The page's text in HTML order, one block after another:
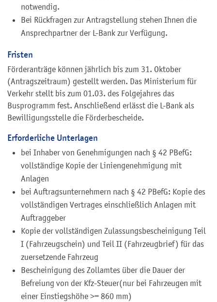
notwendig.
Bei Rückfragen zur Antragstellung stehen Ihnen die
Ansprechpartner der L-Bank zur Verfügung.
Fristen
Förderanträge können jährlich bis zum 31. Oktober
(Antragszeitraum) gestellt werden. Das Ministerium für
Verkehr stellt bis zum 01.03. des Folgejahres das
Busprogramm fest. Anschließend erlässt die L-Bank als
Bewilligungsstelle die Förderbescheide.
Erforderliche Unterlagen
bei Inhaber von Genehmigungen nach § 42 PBefG:
vollständige Kopie der Liniengenehmigung mit
Anlagen
bei Auftragsunternehmern nach § 42 PBefG: Kopie des
vollständigen Vertrages einschließlich Anlagen mit
Auftraggeber
Kopie der vollständigen Zulassungsbescheinigung Teil
I (Fahrzeugschein) und Teil II (Fahrzeugbrief) für das
zuersetzende Fahrzeug
Bescheinigung des Zollamtes über die Dauer der
Befreiung von der Kfz-Steuer(nur bei Fahrzeugen mit
einer Einstiegshöhe >= 860 mm)